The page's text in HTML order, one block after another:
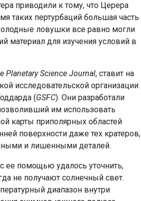
приводили к тому, что Церера
таких пертурбаций большая часть
ловушки все равно могли
материал для изучения условий в
Planetary Science Journal, ставит на
исследовательской организации
(GSFC). Они разработали
им использовать
карты приполярных областей
поверхности даже тех кратеров,
и лишенными деталей.
ее помощью удалось уточнить,
не получают солнечный свет.
диапазон внутри